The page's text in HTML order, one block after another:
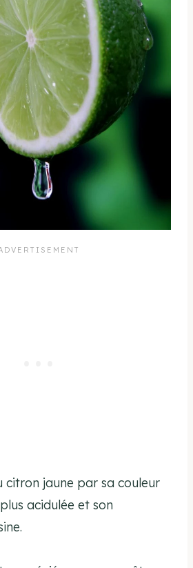
citron jaune par sa couleur
acidulée et son